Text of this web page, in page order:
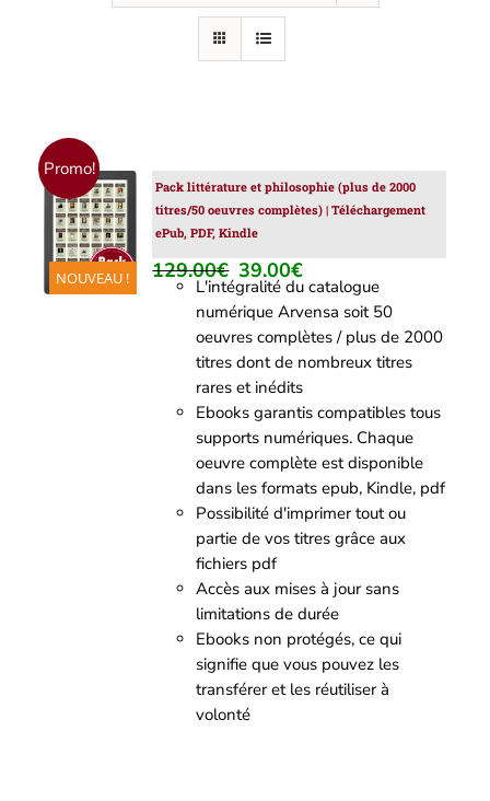
Promo!
NOUVEAU !
AJOUTER
AU
PANIER
/
DÉTAILS
Pack littérature et philosophie (plus de 2000
titres/50 oeuvres complètes) | Téléchargement
ePub, PDF, Kindle
129.00€ Le
prix
initial
était :
129.00€.
39.00€Le
prix
actuel
est :
39.00€.
L'intégralité du catalogue
numérique Arvensa soit 50
oeuvres complètes / plus de 2000
titres dont de nombreux titres
rares et inédits
Ebooks garantis compatibles tous
supports numériques. Chaque
oeuvre complète est disponible
dans les formats epub, Kindle, pdf
Possibilité d'imprimer tout ou
partie de vos titres grâce aux
fichiers pdf
Accès aux mises à jour sans
limitations de durée
Ebooks non protégés, ce qui
signifie que vous pouvez les
transférer et les réutiliser à
volonté